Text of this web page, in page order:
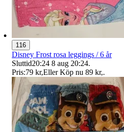
116
Disney Frost rosa leggings / 6 år
Sluttid20:24 8 aug 20:24.
Pris:79 kr,Eller Köp nu 89 kr,.